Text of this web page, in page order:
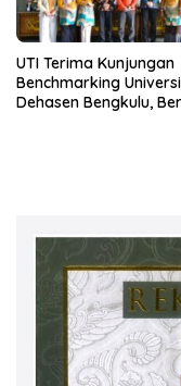
UTI Terima Kunjungan
Benchmarking
Dehasen Bengkulu,